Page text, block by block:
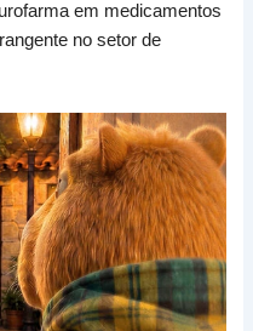
em medicamentos
no setor de